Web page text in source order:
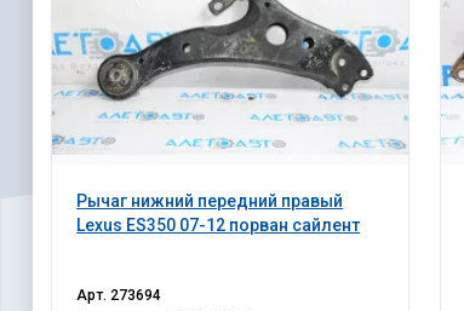
Рычаг нижний передний правый
Lexus ES350 07-12 порван сайлент
Арт. 273694